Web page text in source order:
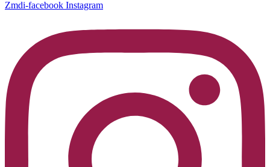
Zmdi-facebook Instagram